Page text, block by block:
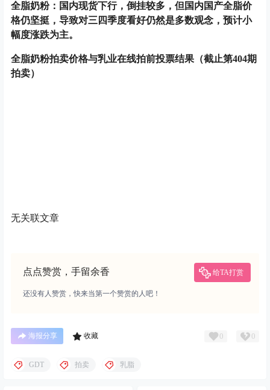
全脂奶粉：国内现货下行，倒挂较多，但国内国产全脂价
格仍坚挺，导致对三四季度看好仍然是多数观念，预计小
幅度涨跌为主。
全脂奶粉拍卖价格与乳业在线拍前投票结果（截止第404期
拍卖）
无关联文章
点点赞赏，手留余香 给TA打赏
还没有人赞赏，快来当第一个赞赏的人吧！
海报分享 收藏 0 0
GDT 拍卖 乳脂